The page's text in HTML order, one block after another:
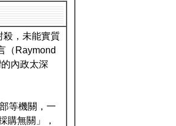
殺，未能實質
（Raymond
內政太深
等機關，一
購無關」，